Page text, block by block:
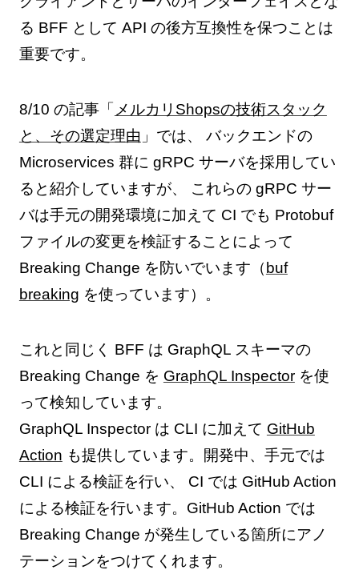
る BFF として API の後方互換性を保つことは
重要です。
8/10 の記事「 メルカリShopsの技術スタック
と、その選定理由 」では、 バックエンドの
Microservices 群に gRPC サーバを採用してい
ると紹介していますが、 これらの gRPC サー
バは手元の開発環境に加えて CI でも Protobuf
ファイルの変更を検証することによって
Breaking Change を防いでいます（ buf
breaking を使っています）。
これと同じく BFF は GraphQL スキーマの
Breaking Change を GraphQL Inspectorを使
って検知しています。
GraphQL Inspector は CLI に加えて GitHub
Action も提供しています。開発中、手元では
CLI による検証を行い、 CI では GitHub Action
による検証を行います。GitHub Action では
Breaking Change が発生している箇所にアノ
テーションをつけてくれます。